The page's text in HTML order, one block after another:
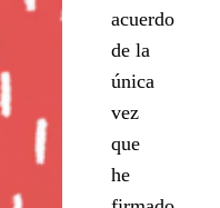
acuerdo
de la
única
vez
que
he